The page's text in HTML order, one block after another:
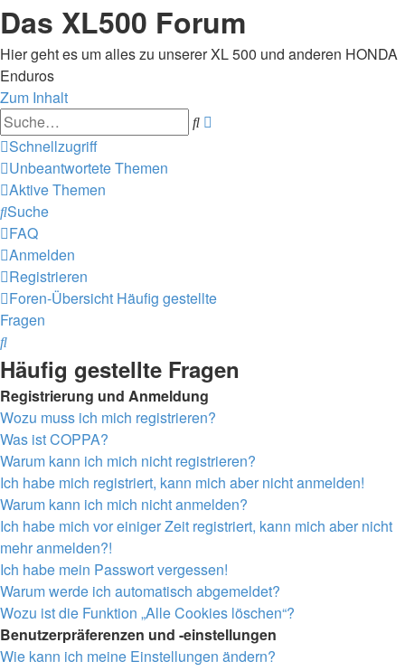
Das XL500 Forum
Hier geht es um alles zu unserer XL 500 und anderen HONDA
Enduros
Zum Inhalt
Suche
Schnellzugriff
Unbeantwortete Themen
Aktive Themen
Suche
FAQ
Anmelden
Registrieren
Foren-Übersicht Häufig gestellte
Fragen
Suche
Häufig gestellte Fragen
Registrierung und Anmeldung
Wozu muss ich mich registrieren?
Was ist COPPA?
Warum kann ich mich nicht registrieren?
Ich habe mich registriert, kann mich aber nicht anmelden!
Warum kann ich mich nicht anmelden?
Ich habe mich vor einiger Zeit registriert, kann mich aber nicht
mehr anmelden?!
Ich habe mein Passwort vergessen!
Warum werde ich automatisch abgemeldet?
Wozu ist die Funktion „Alle Cookies löschen“?
Benutzerpräferenzen und -einstellungen
Wie kann ich meine Einstellungen ändern?